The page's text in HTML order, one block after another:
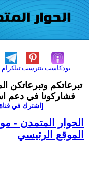
تيلكرامبنترست بودكاست
تبرعاتكم وتبرعاتكن
فشاركونا في دعم
[اشترك في
الحوار المتمدن -
الموقع الرئيسي